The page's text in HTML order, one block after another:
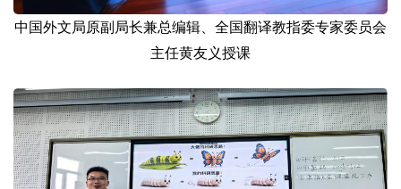
中国外文局原副局长兼总编辑、全国翻译教指委专家委员会
主任黄友义授课